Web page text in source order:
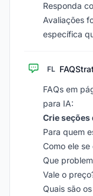
Responda
Avaliações
específica
FL
FAQs em
para IA:
Crie seções
Para quem
Como ele
Que
Vale o
Quais são